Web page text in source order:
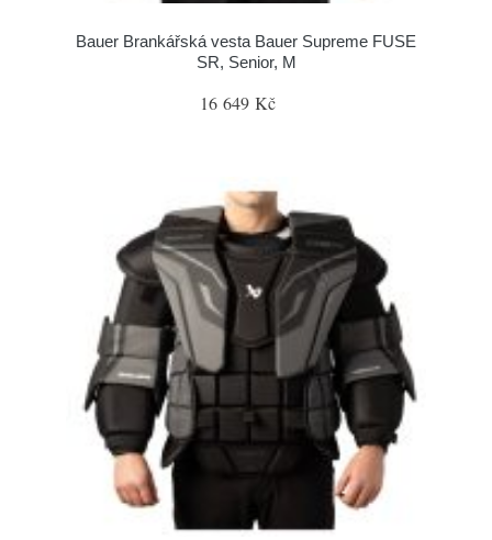
Bauer Brankářská vesta Bauer Supreme FUSE
SR, Senior, M
16 649 Kč